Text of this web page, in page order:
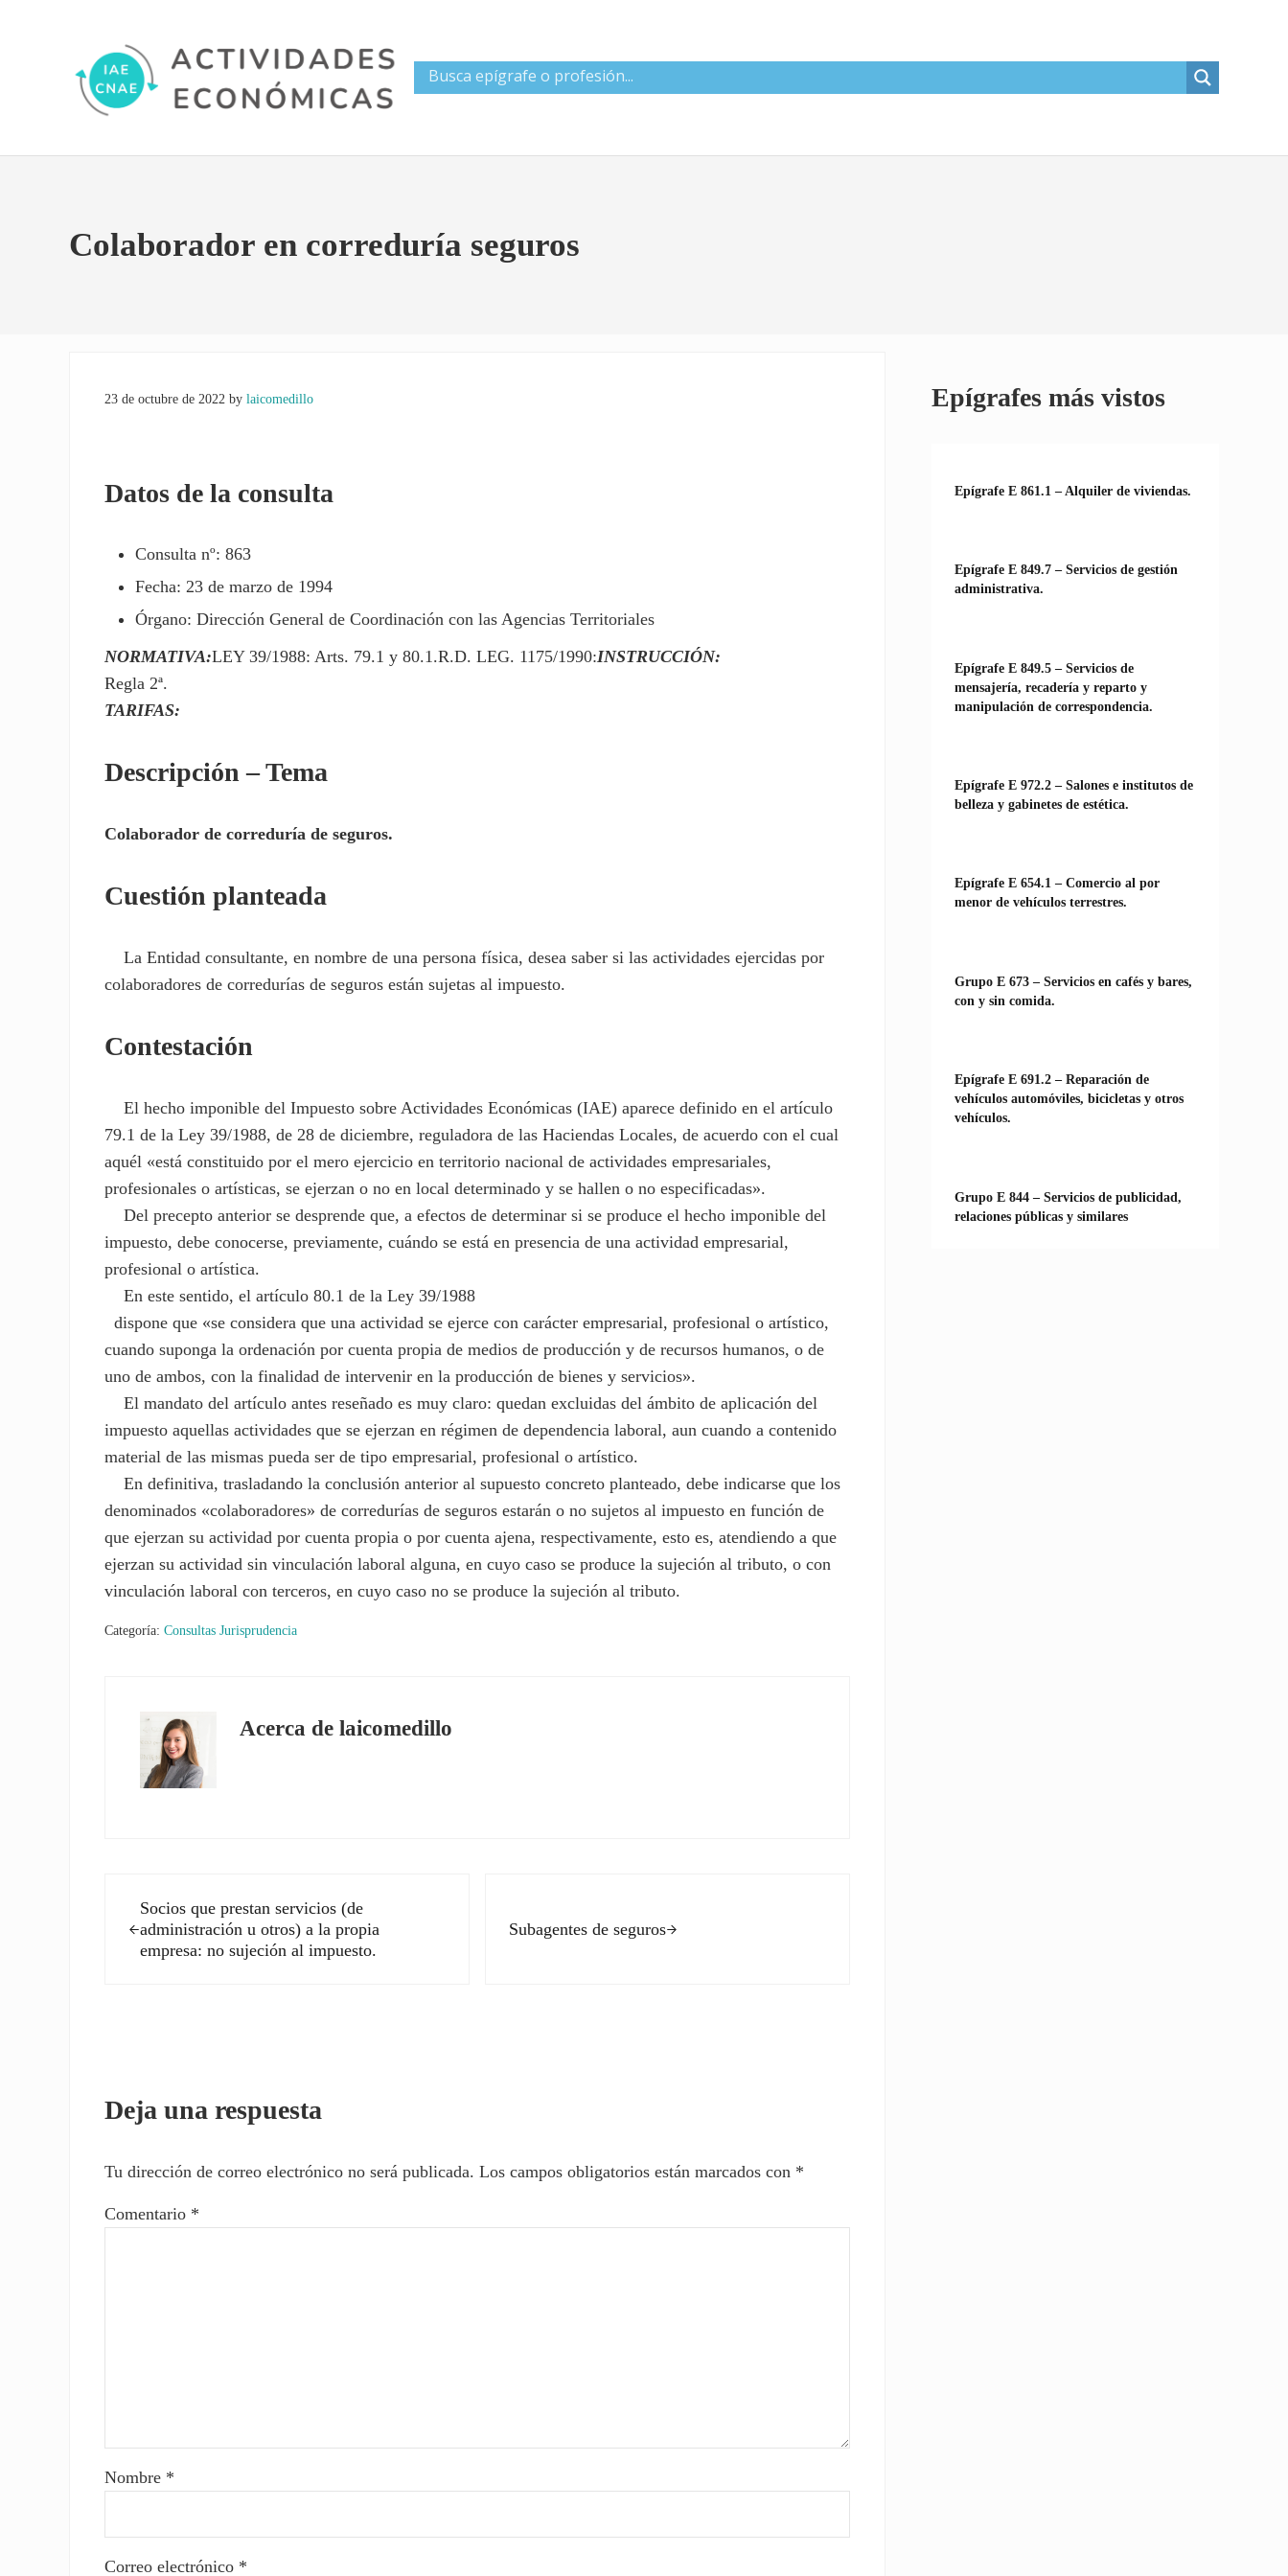
Colaborador en correduría seguros
23 de octubre de 2022 bylaicomedillo
Datos de la consulta
Consulta nº: 863
Fecha: 23 de marzo de 1994
Órgano: Dirección General de Coordinación con las Agencias Territoriales
NORMATIVA:LEY 39/1988: Arts. 79.1 y 80.1.R.D. LEG. 1175/1990:INSTRUCCIÓN:
Regla 2ª.
TARIFAS:
Descripción – Tema
Colaborador de correduría de seguros.
Cuestión planteada
La Entidad consultante, en nombre de una persona física, desea saber si las actividades ejercidas por
colaboradores de corredurías de seguros están sujetas al impuesto.
Contestación
El hecho imponible del Impuesto sobre Actividades Económicas (IAE) aparece definido en el artículo
79.1 de la Ley 39/1988, de 28 de diciembre, reguladora de las Haciendas Locales, de acuerdo con el cual
aquél «está constituido por el mero ejercicio en territorio nacional de actividades empresariales,
profesionales o artísticas, se ejerzan o no en local determinado y se hallen o no especificadas».
Del precepto anterior se desprende que, a efectos de determinar si se produce el hecho imponible del
impuesto, debe conocerse, previamente, cuándo se está en presencia de una actividad empresarial,
profesional o artística.
En este sentido, el artículo 80.1 de la Ley 39/1988
dispone que «se considera que una actividad se ejerce con carácter empresarial, profesional o artístico,
cuando suponga la ordenación por cuenta propia de medios de producción y de recursos humanos, o de
uno de ambos, con la finalidad de intervenir en la producción de bienes y servicios».
El mandato del artículo antes reseñado es muy claro: quedan excluidas del ámbito de aplicación del
impuesto aquellas actividades que se ejerzan en régimen de dependencia laboral, aun cuando a contenido
material de las mismas pueda ser de tipo empresarial, profesional o artístico.
En definitiva, trasladando la conclusión anterior al supuesto concreto planteado, debe indicarse que los
denominados «colaboradores» de corredurías de seguros estarán o no sujetos al impuesto en función de
que ejerzan su actividad por cuenta propia o por cuenta ajena, respectivamente, esto es, atendiendo a que
ejerzan su actividad sin vinculación laboral alguna, en cuyo caso se produce la sujeción al tributo, o con
vinculación laboral con terceros, en cuyo caso no se produce la sujeción al tributo.
Categoría:Consultas Jurisprudencia
Acerca delaicomedillo
Socios que prestan servicios (de
administración u otros) a la propia
empresa: no sujeción al impuesto.
Subagentes de seguros
Deja una respuesta
Tu dirección de correo electrónico no será publicada. Los campos obligatorios están marcados con *
Comentario *
Nombre *
Correo electrónico *
Epígrafes más vistos
Epígrafe E 861.1 – Alquiler de viviendas.
Epígrafe E 849.7 – Servicios de gestión
administrativa.
Epígrafe E 849.5 – Servicios de
mensajería, recadería y reparto y
manipulación de correspondencia.
Epígrafe E 972.2 – Salones e institutos de
belleza y gabinetes de estética.
Epígrafe E 654.1 – Comercio al por
menor de vehículos terrestres.
Grupo E 673 – Servicios en cafés y bares,
con y sin comida.
Epígrafe E 691.2 – Reparación de
vehículos automóviles, bicicletas y otros
vehículos.
Grupo E 844 – Servicios de publicidad,
relaciones públicas y similares